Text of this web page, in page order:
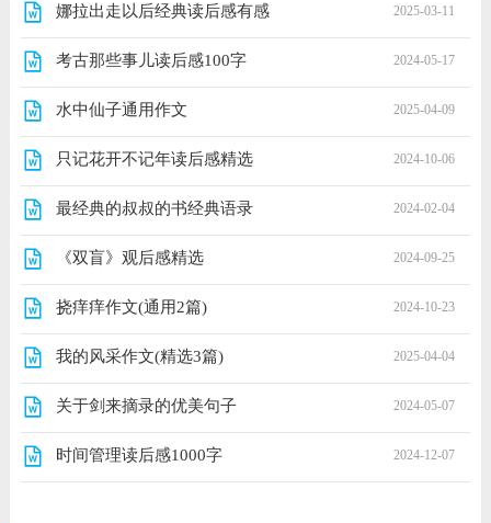
娜拉出走以后经典读后感有感 2025-03-11
考古那些事儿读后感100字 2024-05-17
水中仙子通用作文 2025-04-09
只记花开不记年读后感精选 2024-10-06
最经典的叔叔的书经典语录 2024-02-04
《双盲》观后感精选 2024-09-25
挠痒痒作文(通用2篇) 2024-10-23
我的风采作文(精选3篇) 2025-04-04
关于剑来摘录的优美句子 2024-05-07
时间管理读后感1000字 2024-12-07